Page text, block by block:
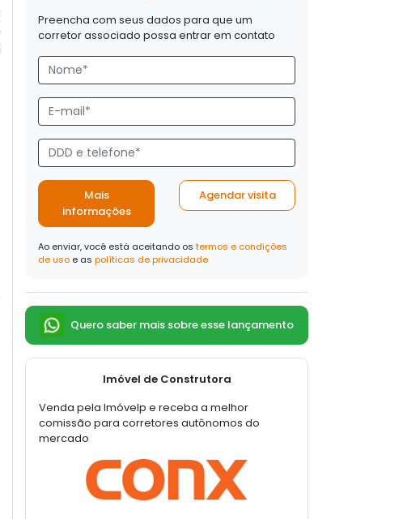
Preencha com seus dados para que um
corretor associado possa entrar em contato
Mais
informações
Agendar visita
Ao enviar, você está aceitando os termos e condições
de uso e as políticas de privacidade
Quero saber mais sobre esse lançamento
Imóvel de Construtora
Venda pela Imóvelp e receba a melhor
comissão para corretores autônomos do
mercado